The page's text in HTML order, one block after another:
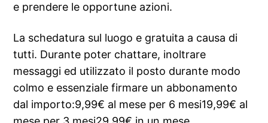
e prendere le opportune azioni.
La schedatura sul luogo e gratuita a causa di
tutti. Durante poter chattare, inoltrare
messaggi ed utilizzato il posto durante modo
colmo e essenziale firmare un abbonamento
dal importo:9,99€ al mese per 6 mesi19,99€ al